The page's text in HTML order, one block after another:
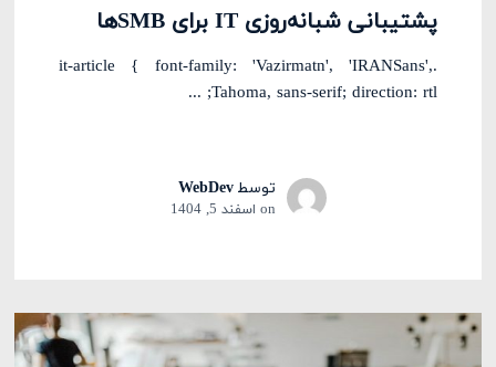
پشتیبانی شبانه‌روزی IT برای SMBها
.it-article { font-family: 'Vazirmatn', 'IRANSans',
Tahoma, sans-serif; direction: rtl; ...
توسطWebDev
on اسفند 5, 1404